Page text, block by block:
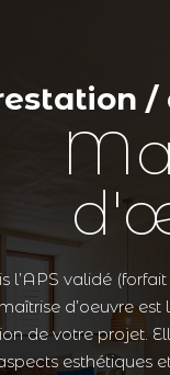
l’APS validé
d’oeuvre est
de votre projet.
esthétiques